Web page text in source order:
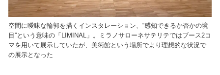
空間に曖昧な輪郭を描くインスタレーション、“感知できるか否かの境
目”という意味の「LIMINAL」。ミラノサローネサテリテではブース2コ
マを用いて展示していたが、美術館という場所でより理想的な状況で
の展示となった